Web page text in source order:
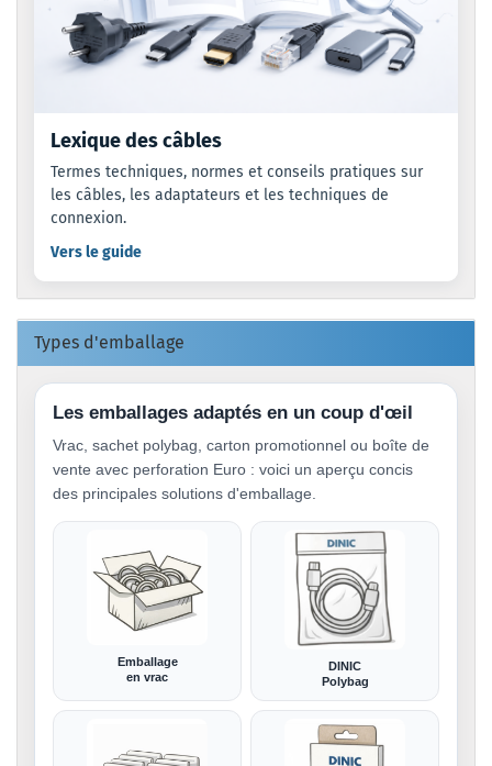
Lexique des câbles
Termes techniques, normes et conseils pratiques sur
les câbles, les adaptateurs et les techniques de
connexion.
Vers le guide
Types d'emballage
Les emballages adaptés en un coup d'œil
Vrac, sachet polybag, carton promotionnel ou boîte de
vente avec perforation Euro : voici un aperçu concis
des principales solutions d'emballage.
Emballage
en vrac
DINIC
Polybag